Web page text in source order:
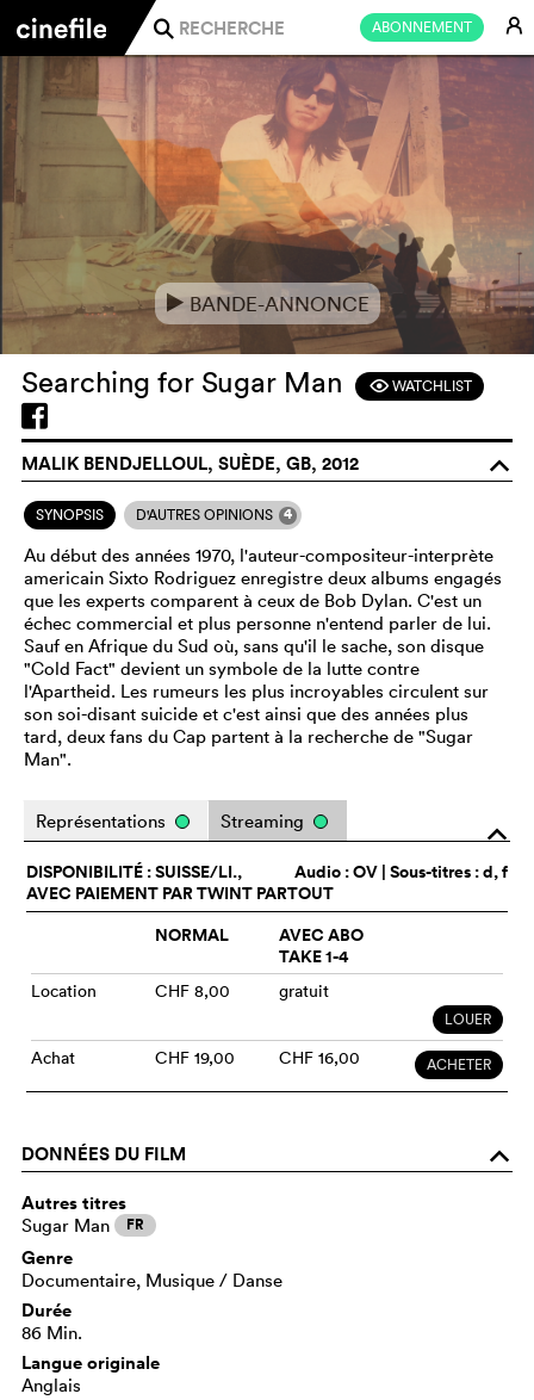
ABONNEMENT E
j
eBANDE-ANNONCE
Searching for Sugar Man FWATCHLIST
MALIK BENDJELLOUL, SUÈDE, GB, 2012 o
SYNOPSIS D'AUTRES OPINIONS 4
Au début des années 1970, l'auteur-compositeur-interprète
americain Sixto Rodriguez enregistre deux albums engagés
que les experts comparent à ceux de Bob Dylan. C'est un
échec commercial et plus personne n'entend parler de lui.
Sauf en Afrique du Sud où, sans qu'il le sache, son disque
"Cold Fact" devient un symbole de la lutte contre
l'Apartheid. Les rumeurs les plus incroyables circulent sur
son soi-disant suicide et c'est ainsi que des années plus
tard, deux fans du Cap partent à la recherche de "Sugar
Man".
o
Représentations Streaming
Audio :OV | Sous-titres : d, f
DISPONIBILITÉ : SUISSE/LI.,
AVEC PAIEMENT PAR TWINT PARTOUT
NORMAL
AVEC ABO
TAKE 1-4
Location CHF 8,00 gratuit
LOUER
Achat CHF 19,00 CHF 16,00 ACHETER
DONNÉES DU FILM o
Autres titres
Sugar Man FR
Genre
Documentaire, Musique / Danse
Durée
86 Min.
Langue originale
Anglais